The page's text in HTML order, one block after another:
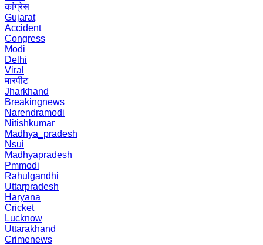
कांग्रेस
Gujarat
Accident
Congress
Modi
Delhi
Viral
मारपीट
Jharkhand
Breakingnews
Narendramodi
Nitishkumar
Madhya_pradesh
Nsui
Madhyapradesh
Pmmodi
Rahulgandhi
Uttarpradesh
Haryana
Cricket
Lucknow
Uttarakhand
Crimenews